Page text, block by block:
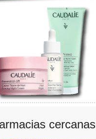
cercanas